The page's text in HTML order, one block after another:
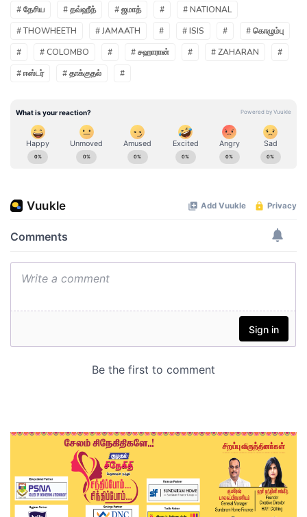
# தேசிய
# தவ்ஹீத் # ஜமாத் #
# NATIONAL
# THOWHEETH
# JAMAATH # # ISIS #
# கொழும்பு
#
# COLOMBO # # சஹாரான் # # ZAHARAN
#
# ஈஸ்டர்
# தாக்குதல் #